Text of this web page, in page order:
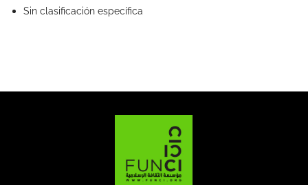
Sin clasificación específica